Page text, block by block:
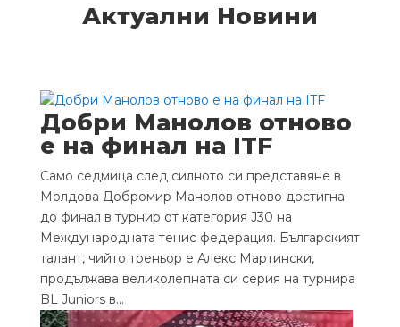
Актуални Новини
Добри Манолов отново
е на финал на ITF
Само седмица след силното си представяне в
Молдова Добромир Манолов отново достигна
до финал в турнир от категория J30 на
Международната тенис федерация. Българският
талант, чийто треньор е Алекс Мартински,
продължава великолепната си серия на турнира
BL Juniors в...